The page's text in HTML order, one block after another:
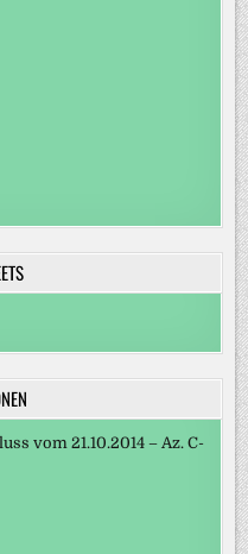
vom 21.10.2014 – Az. C-